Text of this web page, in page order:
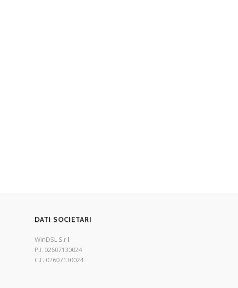
DATI SOCIETARI
WinDSL S.r.l.
P.I. 02607130024
C.F. 02607130024